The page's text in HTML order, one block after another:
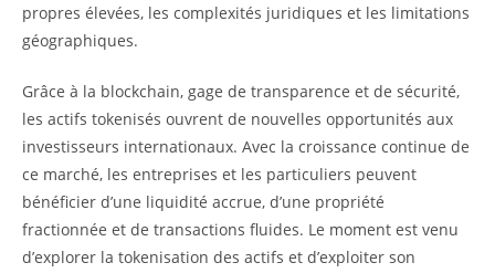
propres élevées, les complexités juridiques et les limitations
géographiques.
Grâce à la blockchain, gage de transparence et de sécurité,
les actifs tokenisés ouvrent de nouvelles opportunités aux
investisseurs internationaux. Avec la croissance continue de
ce marché, les entreprises et les particuliers peuvent
bénéficier d’une liquidité accrue, d’une propriété
fractionnée et de transactions fluides. Le moment est venu
d’explorer la tokenisation des actifs et d’exploiter son